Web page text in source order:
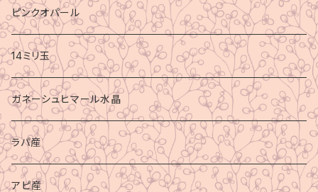
ピンクオパール
14ミリ玉
ガネーシュヒマール水晶
ラパ産
アピ産